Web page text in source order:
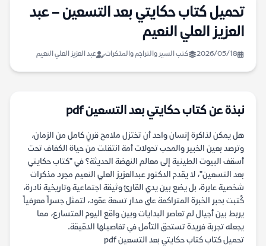
تحميل كتاب حكايتي بعد التسعين – عبد
العزيز العلي النعيم
2026/05/18 كتب السير والتراجم والمذكرات عبد العزيز العلي النعيم
نبذة عن كتاب حكايتي بعد التسعين pdf
هل يمكن لذاكرة إنسان واحد أن تختزل ملامح قرنٍ كامل من الزمان،
وترصد بعين الخبير والمحب تحولات أمة انتقلت من حياة الكفاف تحت
أسقف البيوت الطينية إلى معالم النهضة الحديثة؟ في "كتاب حكايتي
بعد التسعين"، لا يقدم الدكتور عبدالعزيز العلي النعيم مجرد مذكرات
شخصية عابرة، بل يضع بين يدي القارئ وثيقة اجتماعية وتاريخية نادرة،
كُتبت بحبر الخبرة المتراكمة على مدار تسعة عقود، لتمثل جسراً معرفياً
يربط بين أجيال لم تعاصر البدايات وبين واقع اليوم المتسارع، مما
يجعله تجربة فريدة تستحق التأمل في تفاصيلها الدقيقة.
تحميل كتاب كتاب حكايتي بعد التسعين pdf